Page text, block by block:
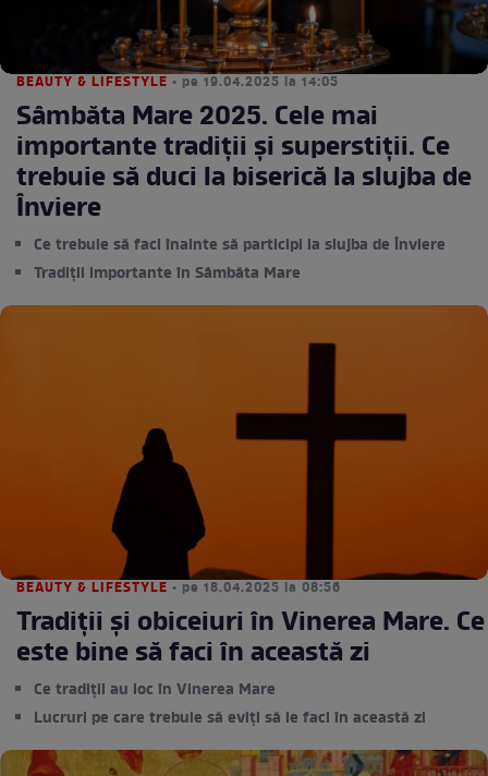
BEAUTY & LIFESTYLE • pe 19.04.2025 la 14:05
Sâmbăta Mare 2025. Cele mai
importante tradiții și superstiții. Ce
trebuie să duci la biserică la slujba de
Înviere
Ce trebuie să faci înainte să participi la slujba de Înviere
Tradiții importante în Sâmbăta Mare
BEAUTY & LIFESTYLE • pe 18.04.2025 la 08:56
Tradiții și obiceiuri în Vinerea Mare. Ce
este bine să faci în această zi
Ce tradiții au loc în Vinerea Mare
Lucruri pe care trebuie să eviți să le faci în această zi